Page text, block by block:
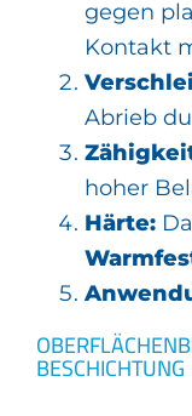
gegen
Kontakt
Abrieb
hoher
Härte:
BESCHICHTUNG